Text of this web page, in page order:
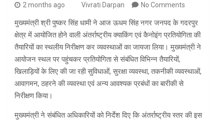
2 months ago Vivrati Darpan No Comments
मुख्यमंत्री श्री पुष्कर सिंह धामी ने आज ऊधम सिंह नगर जनपद के गदरपुर
क्षेत्र में आयोजित होने वाली अंतर्राष्ट्रीय क्याकिंग एवं कैनोइंग प्रतियोगिता की
तैयारियों का स्थलीय निरीक्षण कर व्यवस्थाओं का जायजा लिया। मुख्यमंत्री ने
आयोजन स्थल पर पहुंचकर प्रतियोगिता से संबंधित विभिन्न तैयारियों,
खिलाड़ियों के लिए की जा रही सुविधाओं, सुरक्षा व्यवस्था, तकनीकी व्यवस्थाओं,
आवागमन, ठहरने की व्यवस्था एवं अन्य आवश्यक प्रबंधों का बारीकी से
निरीक्षण किया।
मुख्यमंत्री ने संबंधित अधिकारियों को निर्देश दिए कि अंतर्राष्ट्रीय स्तर की इस